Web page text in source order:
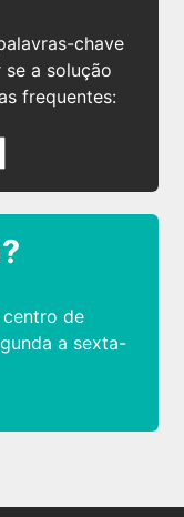
chave
a solução
frequentes:
de
a sexta-